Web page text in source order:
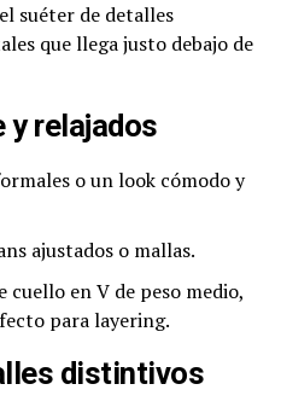
suéter de detalles
que llega justo debajo de
y relajados
o un look cómodo y
ajustados o mallas.
cuello en V de peso medio,
para layering.
distintivos